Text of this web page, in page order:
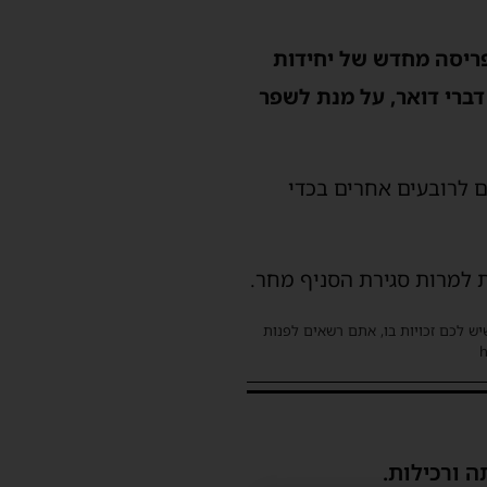
מחדש של יחידות
דואר, על מנת לשפר
לרובעים אחרים בכדי
למרות סגירת הסניף מחר.
לכם זכויות בו, אתם רשאים לפנות
ורכילות.